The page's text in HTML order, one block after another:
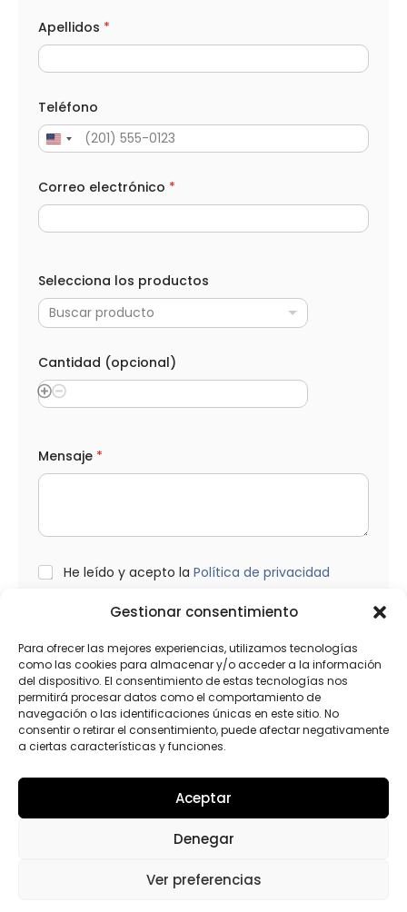
Gestionar consentimiento
Para ofrecer las mejores experiencias, utilizamos tecnologías
como las cookies para almacenar y/o acceder a la información
del dispositivo. El consentimiento de estas tecnologías nos
permitirá procesar datos como el comportamiento de
navegación o las identificaciones únicas en este sitio. No
consentir o retirar el consentimiento, puede afectar negativamente
a ciertas características y funciones.
Aceptar
Denegar
Ver preferencias
a
d
S
e
e
c
i
n
a
*
Apellidos *
Teléfono
Correo electrónico *
Selecciona los productos
Buscar producto
Cantidad (opcional)
Mensaje *
L
He leído y acepto la Política de privacidad
Enviar